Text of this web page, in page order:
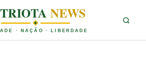
NEWS
· NAÇÃO · LIBERDADE